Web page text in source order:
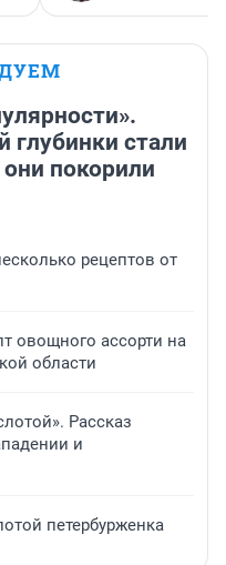
глубинки стали
покорили
рецептов от
овощного ассорти на
области
Рассказ
и
петербурженка